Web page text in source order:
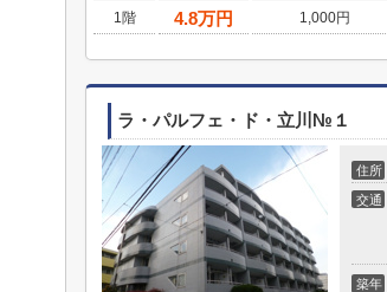
1階
4.8万円 1,000円
ラ・パルフェ・ド・立川№１
住所
交通
築年